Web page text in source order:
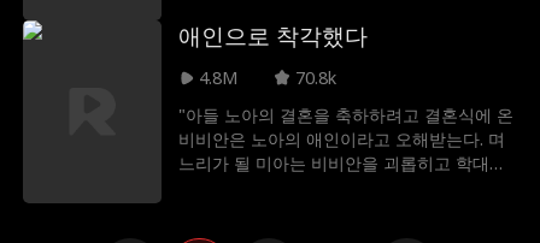
래디에게 배신을 당하게 되고, CEO의 자리마
저 빼앗길 위기에 처하는데. 어릴 적 경쟁 관
계였던 라이더 말로우의 도움을 받아 위기를
진심을 알게 되면서 함께 어려움을 헤쳐나가
게 된다
애인으로 착각했다
4.8M
70.8k
"아들 노아의 결혼을 축하하려고 결혼식에 온
비비안은 노아의 애인이라고 오해받는다. 며
느리가 될 미아는 비비안을 괴롭히고 학대하
람들을 추궁하는데 이때 미아는 임신했다는